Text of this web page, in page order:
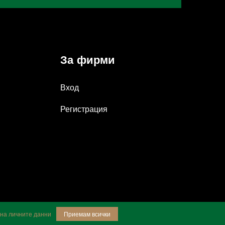
За фирми
Вход
Регистрация
личните данни Приемам всички